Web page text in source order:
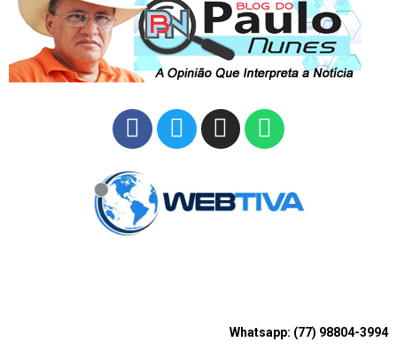
Whatsapp: (77) 98804-3994